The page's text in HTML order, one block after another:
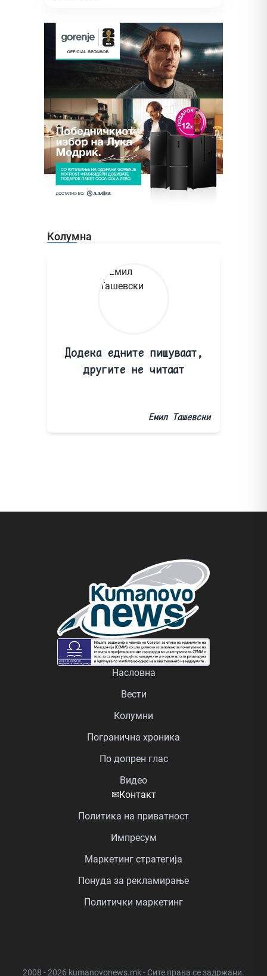
Колумна
Додека едните пишуваат,
другите не читаат
Емил Ташевски
Насловна
Вести
Колумни
Погранична хроника
По допрен глас
Видео
✉Контакт
Политика на приватност
Импресум
Маркетинг стратегија
Понуда за рекламирање
Политички маркетинг
2008 - 2026 kumanovonews.mk - Сите права се задржани.